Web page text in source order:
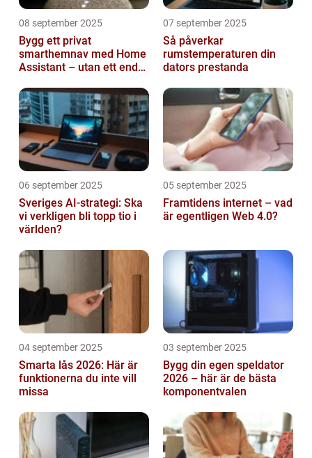
08 september 2025
Bygg ett privat
smarthemnav med Home
Assistant – utan ett enda
07 september 2025
Så påverkar
rumstemperaturen din
dators prestanda
06 september 2025
Sveriges AI-strategi: Ska
vi verkligen bli topp tio i
världen?
05 september 2025
Framtidens internet – vad
är egentligen Web 4.0?
04 september 2025
Smarta lås 2026: Här är
funktionerna du inte vill
missa
03 september 2025
Bygg din egen speldator
2026 – här är de bästa
komponentvalen